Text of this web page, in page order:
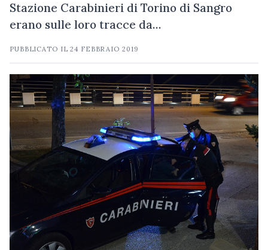
Stazione Carabinieri di Torino di Sangro
erano sulle loro tracce da…
PUBBLICATO IL24 FEBBRAIO 2019